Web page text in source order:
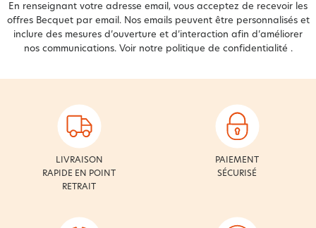
En renseignant votre adresse email, vous acceptez de recevoir les
offres Becquet par email. Nos emails peuvent être personnalisés et
inclure des mesures d’ouverture et d’interaction afin d’améliorer
nos communications. Voir notre politique de confidentialité .
LIVRAISON
RAPIDE EN POINT
RETRAIT
PAIEMENT
SÉCURISÉ